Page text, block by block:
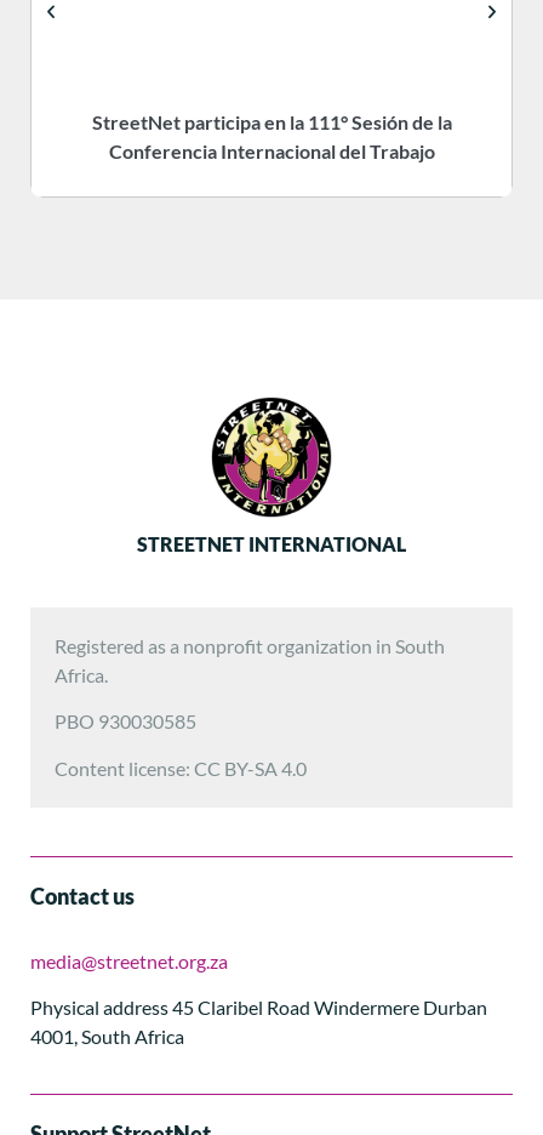
StreetNet participa en la 111° Sesión de la
Conferencia Internacional del Trabajo
STREETNET INTERNATIONAL
Registered as a nonprofit organization in South
Africa.
PBO 930030585
Content license: CC BY-SA 4.0
Contact us
media@streetnet.org.za
Physical address 45 Claribel Road Windermere Durban
4001, South Africa